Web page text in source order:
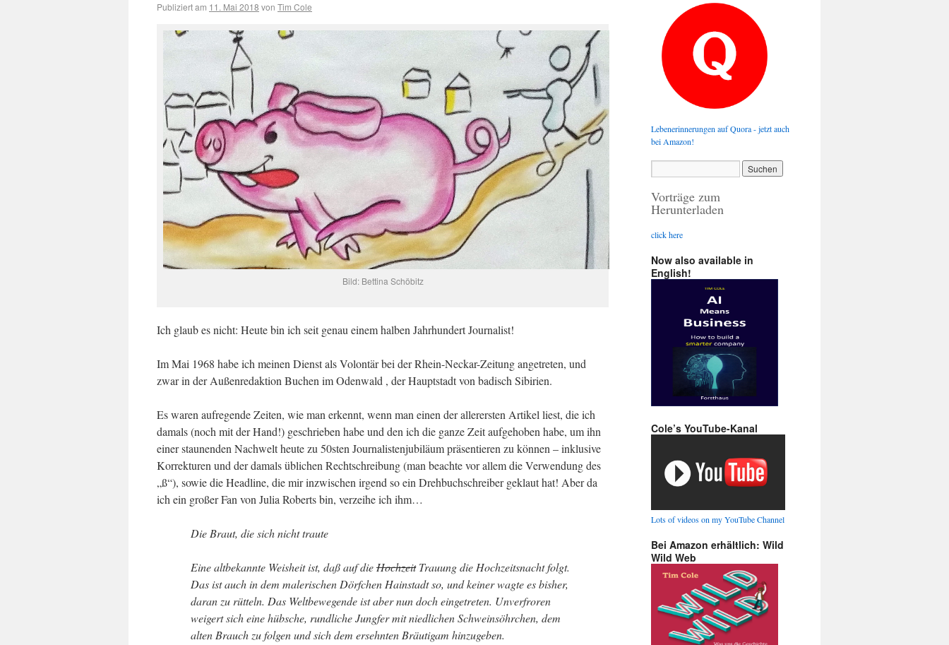
Publiziert am 11. Mai 2018 von Tim Cole
Bild: Bettina Schöbitz
Ich glaub es nicht: Heute bin ich seit genau einem halben Jahrhundert Journalist!
Im Mai 1968 habe ich meinen Dienst als Volontär bei der Rhein-Neckar-Zeitung angetreten, und
zwar in der Außenredaktion Buchen im Odenwald , der Hauptstadt von badisch Sibirien.
Es waren aufregende Zeiten, wie man erkennt, wenn man einen der allerersten Artikel liest, die ich
damals (noch mit der Hand!) geschrieben habe und den ich die ganze Zeit aufgehoben habe, um ihn
einer staunenden Nachwelt heute zu 50sten Journalistenjubiläum präsentieren zu können – inklusive
Korrekturen und der damals üblichen Rechtschreibung (man beachte vor allem die Verwendung des
„ß“), sowie die Headline, die mir inzwischen irgend so ein Drehbuchschreiber geklaut hat! Aber da
ich ein großer Fan von Julia Roberts bin, verzeihe ich ihm…
Die Braut, die sich nicht traute
Eine altbekannte Weisheit ist, daß auf dieHochzeitTrauung die Hochzeitsnacht folgt.
Das ist auch in dem malerischen Dörfchen Hainstadt so, und keiner wagte es bisher,
daran zu rütteln. Das Weltbewegende ist aber nun doch eingetreten. Unverfroren
weigert sich eine hübsche, rundliche Jungfer mit niedlichen Schweinsöhrchen, dem
alten Brauch zu folgen und sich dem ersehnten Bräutigam hinzugeben.
Lebenerinnerungen auf Quora - jetzt auch
bei Amazon!
Vorträge zum
Herunterladen
click here
Now also available in
English!
Cole’s YouTube-Kanal
Lots of videos on my YouTube Channel
Bei Amazon erhältlich: Wild
Wild Web